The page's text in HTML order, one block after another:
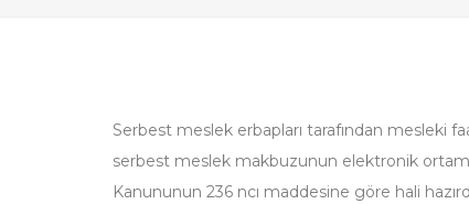
Serbest meslek erbapları tarafından mesleki
serbest meslek makbuzunun elektronik
Kanununun 236 ncı maddesine göre hali